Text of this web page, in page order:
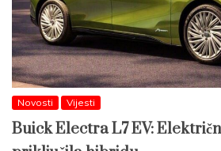
Novosti Vijesti
Buick Electra L7 EV: